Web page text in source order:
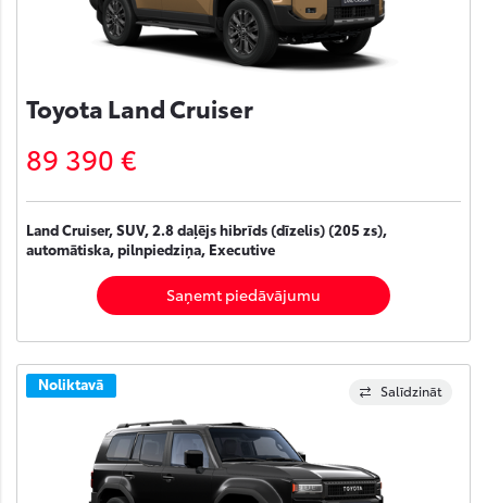
Toyota Land Cruiser
89 390 €
Land Cruiser, SUV, 2.8 daļējs hibrīds (dīzelis) (205 zs),
automātiska, pilnpiedziņa, Executive
Saņemt piedāvājumu
Salīdzināt
Noliktavā